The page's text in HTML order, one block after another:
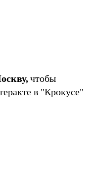
чтобы
в "Крокусе"